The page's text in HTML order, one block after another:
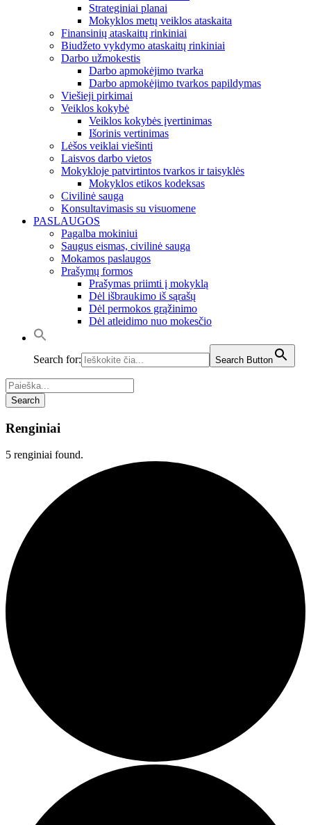
Strateginiai planai
Mokyklos metų veiklos ataskaita
Finansinių ataskaitų rinkiniai
Biudžeto vykdymo ataskaitų rinkiniai
Darbo užmokestis
Darbo apmokėjimo tvarka
Darbo apmokėjimo tvarkos papildymas
Viešieji pirkimai
Veiklos kokybė
Veiklos kokybės įvertinimas
Išorinis vertinimas
Lėšos veiklai viešinti
Laisvos darbo vietos
Mokykloje patvirtintos tvarkos ir taisyklės
Mokyklos etikos kodeksas
Civilinė sauga
Konsultavimasis su visuomene
PASLAUGOS
Pagalba mokiniui
Saugus eismas, civilinė sauga
Mokamos paslaugos
Prašymų formos
Prašymas priimti į mokyklą
Dėl išbraukimo iš sąrašų
Dėl permokos grąžinimo
Dėl atleidimo nuo mokesčio
Search for: Search Button
Renginiai
5 renginiai found.